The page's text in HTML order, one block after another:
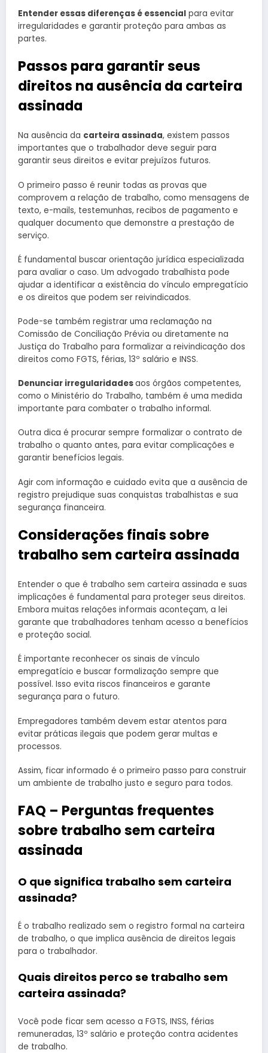
Entender essas diferenças é essencial para evitar
irregularidades e garantir proteção para ambas as
partes.
Passos para garantir seus
direitos na ausência da carteira
assinada
Na ausência da carteira assinada, existem passos
importantes que o trabalhador deve seguir para
garantir seus direitos e evitar prejuízos futuros.
O primeiro passo é reunir todas as provas que
comprovem a relação de trabalho, como mensagens de
texto, e-mails, testemunhas, recibos de pagamento e
qualquer documento que demonstre a prestação de
serviço.
É fundamental buscar orientação jurídica especializada
para avaliar o caso. Um advogado trabalhista pode
ajudar a identificar a existência do vínculo empregatício
e os direitos que podem ser reivindicados.
Pode-se também registrar uma reclamação na
Comissão de Conciliação Prévia ou diretamente na
Justiça do Trabalho para formalizar a reivindicação dos
direitos como FGTS, férias, 13º salário e INSS.
Denunciar irregularidadesaos órgãos competentes,
como o Ministério do Trabalho, também é uma medida
importante para combater o trabalho informal.
Outra dica é procurar sempre formalizar o contrato de
trabalho o quanto antes, para evitar complicações e
garantir benefícios legais.
Agir com informação e cuidado evita que a ausência de
registro prejudique suas conquistas trabalhistas e sua
segurança financeira.
Considerações finais sobre
trabalho sem carteira assinada
Entender o que é trabalho sem carteira assinada e suas
implicações é fundamental para proteger seus direitos.
Embora muitas relações informais aconteçam, a lei
garante que trabalhadores tenham acesso a benefícios
e proteção social.
É importante reconhecer os sinais de vínculo
empregatício e buscar formalização sempre que
possível. Isso evita riscos financeiros e garante
segurança para o futuro.
Empregadores também devem estar atentos para
evitar práticas ilegais que podem gerar multas e
processos.
Assim, ficar informado é o primeiro passo para construir
um ambiente de trabalho justo e seguro para todos.
FAQ – Perguntas frequentes
sobre trabalho sem carteira
assinada
O que significa trabalho sem carteira
assinada?
É o trabalho realizado sem o registro formal na carteira
de trabalho, o que implica ausência de direitos legais
para o trabalhador.
Quais direitos perco se trabalho sem
carteira assinada?
Você pode ficar sem acesso a FGTS, INSS, férias
remuneradas, 13º salário e proteção contra acidentes
de trabalho.